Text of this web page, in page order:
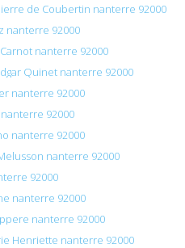
de Coubertin nanterre 92000
nanterre 92000
nanterre 92000
Quinet nanterre 92000
nanterre 92000
92000
nanterre 92000
nanterre 92000
92000
nanterre 92000
nanterre 92000
Henriette nanterre 92000